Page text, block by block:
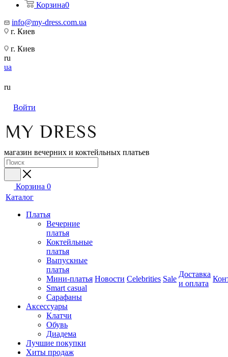
Корзина0
info@my-dress.com.ua
г. Киев
г. Киев
ru
ua
ru
Войти
магазин вечерних и коктейльных платьев
Корзина 0
Каталог
Платья
Вечерние
платья
Коктейльные
платья
Выпускные
платья
Мини-платья
Smart casual
Сарафаны
Аксессуары
Клатчи
Обувь
Диадема
Лучшие покупки
Хиты продаж
Новости Celebrities Sale
Доставка
и оплата